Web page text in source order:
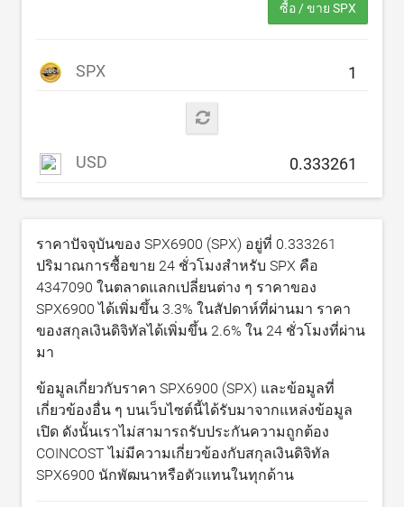
ซื้อ / ขาย SPX
SPX
USD
ราคาปัจจุบันของ SPX6900 (SPX) อยู่ที่ 0.333261
ปริมาณการซื้อขาย 24 ชั่วโมงสำหรับ SPX คือ
4347090 ในตลาดแลกเปลี่ยนต่าง ๆ ราคาของ
SPX6900 ได้เพิ่มขึ้น 3.3% ในสัปดาห์ที่ผ่านมา ราคา
ของสกุลเงินดิจิทัลได้เพิ่มขึ้น 2.6% ใน 24 ชั่วโมงที่ผ่าน
มา
ข้อมูลเกี่ยวกับราคา SPX6900 (SPX) และข้อมูลที่
เกี่ยวข้องอื่น ๆ บนเว็บไซต์นี้ได้รับมาจากแหล่งข้อมูล
เปิด ดังนั้นเราไม่สามารถรับประกันความถูกต้อง
COINCOST ไม่มีความเกี่ยวข้องกับสกุลเงินดิจิทัล
SPX6900 นักพัฒนาหรือตัวแทนในทุกด้าน